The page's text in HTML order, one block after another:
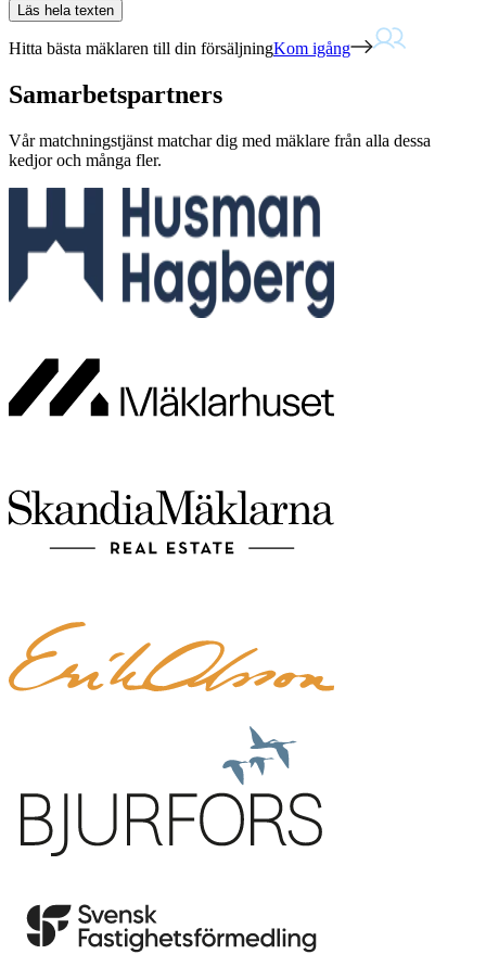
Läs hela texten
Hitta bästa mäklaren till din försäljningKom igång
Samarbetspartners
Vår matchningstjänst matchar dig med mäklare från alla dessa
kedjor och många fler.